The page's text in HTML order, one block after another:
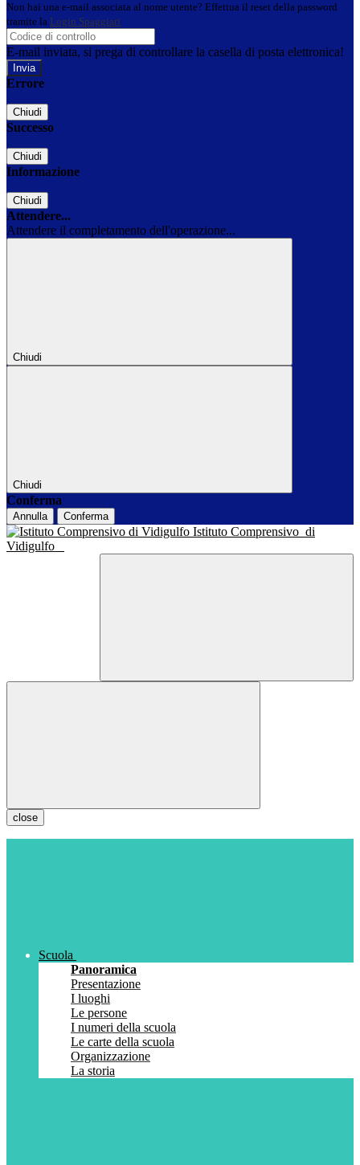
Non hai una e-mail associata al nome utente? Effettua il reset della password
tramite la Login Spaggiari
E-mail inviata, si prega di controllare la casella di posta elettronica!
Errore
Chiudi
Successo
Chiudi
Informazione
Chiudi
Attendere...
Attendere il completamento dell'operazione...
Chiudi
Chiudi
Conferma
Annulla Conferma
Istituto Comprensivo di
Vidigulfo
close
Scuola
Panoramica
Presentazione
I luoghi
Le persone
I numeri della scuola
Le carte della scuola
Organizzazione
La storia